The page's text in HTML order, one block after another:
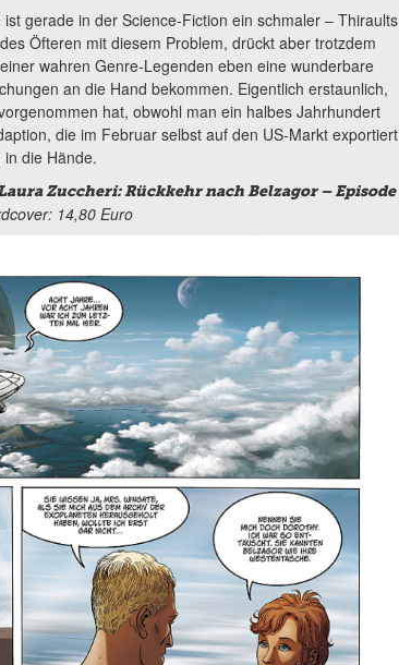
gerade in der Science-Fiction ein schmaler – Thiraults
Öfteren mit diesem Problem, drückt aber trotzdem
wahren Genre-Legenden eben eine wunderbare
an die Hand bekommen. Eigentlich erstaunlich,
hat, obwohl man ein halbes Jahrhundert
die im Februar selbst auf den US-Markt exportiert
die Hände.
Zuccheri: Rückkehr nach Belzagor – Episode
14,80 Euro